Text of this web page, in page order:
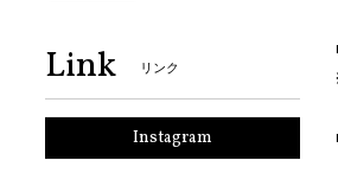
Link リンク
Instagram